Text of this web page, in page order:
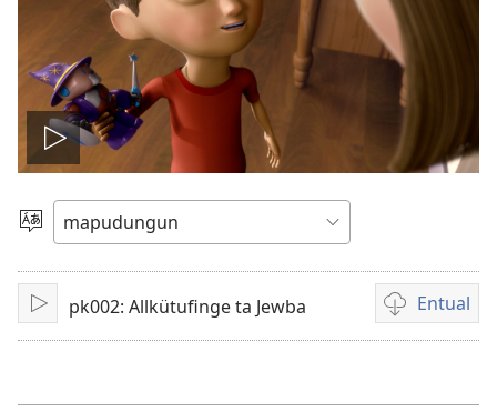
Amulcünungepe
ti
video
Dullial
quehun
Amulcünungeal
pk002: Allkütufinge ta Jewba Entual
Chumngechi
entual